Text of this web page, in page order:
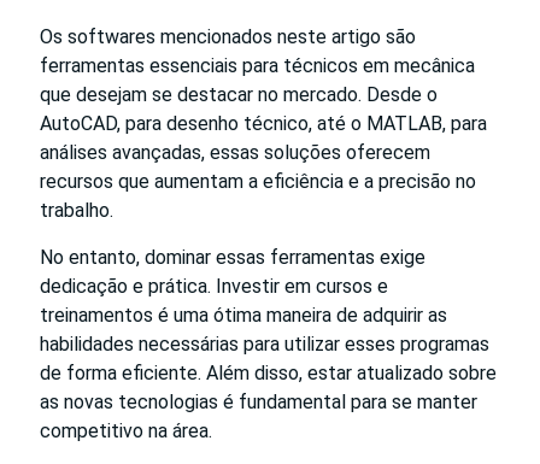
Os softwares mencionados neste artigo são
ferramentas essenciais para técnicos em mecânica
que desejam se destacar no mercado. Desde o
AutoCAD, para desenho técnico, até o MATLAB, para
análises avançadas, essas soluções oferecem
recursos que aumentam a eficiência e a precisão no
trabalho.
No entanto, dominar essas ferramentas exige
dedicação e prática. Investir em cursos e
treinamentos é uma ótima maneira de adquirir as
habilidades necessárias para utilizar esses programas
de forma eficiente. Além disso, estar atualizado sobre
as novas tecnologias é fundamental para se manter
competitivo na área.